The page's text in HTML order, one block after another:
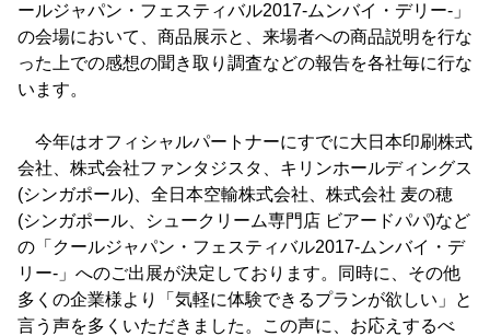
ールジャパン・フェスティバル2017-ムンバイ・デリー-」
の会場において、商品展示と、来場者への商品説明を行な
った上での感想の聞き取り調査などの報告を各社毎に行な
います。
今年はオフィシャルパートナーにすでに大日本印刷株式
会社、株式会社ファンタジスタ、キリンホールディングス
(シンガポール)、全日本空輸株式会社、株式会社 麦の穂
(シンガポール、シュークリーム専門店 ビアードパパ)など
の「クールジャパン・フェスティバル2017-ムンバイ・デ
リー-」へのご出展が決定しております。同時に、その他
多くの企業様より「気軽に体験できるプランが欲しい」と
言う声を多くいただきました。この声に、お応えするべ